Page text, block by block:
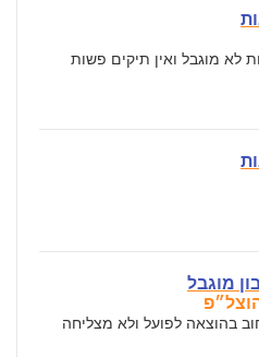
לא מוגבל ואין תיקים פשות
מוגבל
בהוצאה לפועל ולא מצליחה